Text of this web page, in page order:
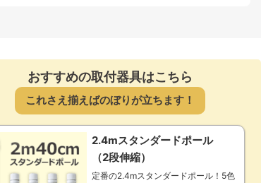
おすすめの取付器具はこちら
これさえ揃えばのぼりが立ちます！
2.4mスタンダードポール
（2段伸縮）
定番の2.4mスタンダードポール！5色